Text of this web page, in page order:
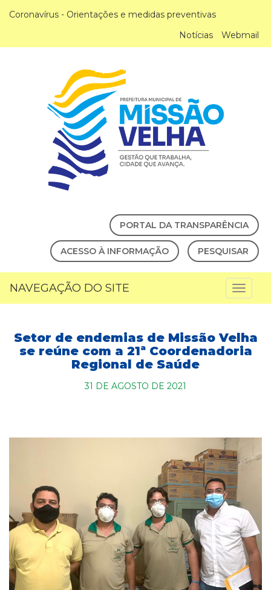
Coronavírus - Orientações e medidas preventivas
Notícias
Webmail
PORTAL DA TRANSPARÊNCIA
ACESSO À INFORMAÇÃO PESQUISAR
NAVEGAÇÃO DO SITE
Setor de endemias de Missão Velha
se reúne com a 21ª Coordenadoria
Regional de Saúde
31 DE AGOSTO DE 2021